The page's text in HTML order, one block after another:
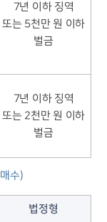
7년 이하 징역
또는 5천만 원 이하
벌금
7년 이하 징역
또는 2천만 원 이하
벌금
수)
법정형